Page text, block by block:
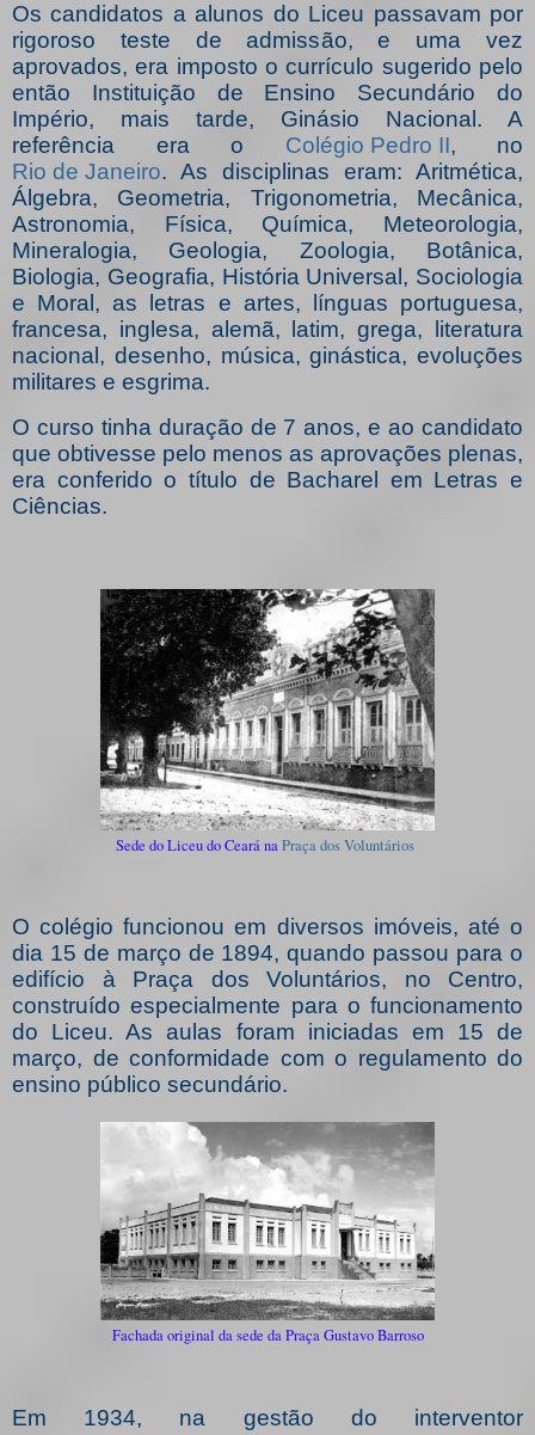
Os candidatos a alunos do Liceu passavam por
rigoroso teste de admissão, e uma vez
aprovados, era imposto o currículo sugerido pelo
então Instituição de Ensino Secundário do
Império, mais tarde, Ginásio Nacional. A
referência era o Colégio Pedro II, no
Rio de Janeiro. As disciplinas eram: Aritmética,
Álgebra, Geometria, Trigonometria, Mecânica,
Astronomia, Física, Química, Meteorologia,
Mineralogia, Geologia, Zoologia, Botânica,
Biologia, Geografia, História Universal, Sociologia
e Moral, as letras e artes, línguas portuguesa,
francesa, inglesa, alemã, latim, grega, literatura
nacional, desenho, música, ginástica, evoluções
militares e esgrima.
O curso tinha duração de 7 anos, e ao candidato
que obtivesse pelo menos as aprovações plenas,
era conferido o título de Bacharel em Letras e
Ciências.
Sede do Liceu do Ceará naPraça dos Voluntários
O colégio funcionou em diversos imóveis, até o
dia 15 de março de 1894, quando passou para o
edifício à Praça dos Voluntários, no Centro,
construído especialmente para o funcionamento
do Liceu. As aulas foram iniciadas em 15 de
março, de conformidade com o regulamento do
ensino público secundário.
Fachada original da sede da Praça Gustavo Barroso
Em 1934, na gestão do interventor